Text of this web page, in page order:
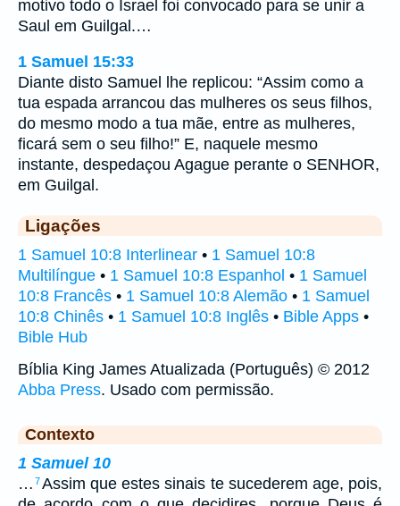
motivo todo o Israel foi convocado para se unir a
Saul em Guilgal.…
1 Samuel 15:33
Diante disto Samuel lhe replicou: “Assim como a
tua espada arrancou das mulheres os seus filhos,
do mesmo modo a tua mãe, entre as mulheres,
ficará sem o seu filho!” E, naquele mesmo
instante, despedaçou Agague perante o SENHOR,
em Guilgal.
Ligações
1 Samuel 10:8 Interlinear • 1 Samuel 10:8
Multilíngue • 1 Samuel 10:8 Espanhol • 1 Samuel
10:8 Francês • 1 Samuel 10:8 Alemão • 1 Samuel
10:8 Chinês • 1 Samuel 10:8 Inglês • Bible Apps •
Bible Hub
Bíblia King James Atualizada (Português) © 2012
Abba Press. Usado com permissão.
Contexto
1 Samuel 10
… 7Assim que estes sinais te sucederem age, pois,